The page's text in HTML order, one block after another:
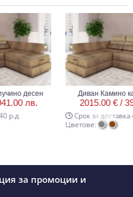
десен
лв.
Диван Камино
2015.00 € /
Срок за доставка 40
Цветове:
за промоции и